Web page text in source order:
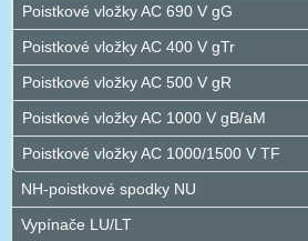
Poistkové vložky AC 690 V gG
Poistkové vložky AC 400 V gTr
Poistkové vložky AC 500 V gR
Poistkové vložky AC 1000 V gB/aM
Poistkové vložky AC 1000/1500 V TF
NH-poistkové spodky NU
Vypínače LU/LT